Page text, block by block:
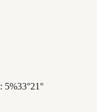
: 5%33°21°